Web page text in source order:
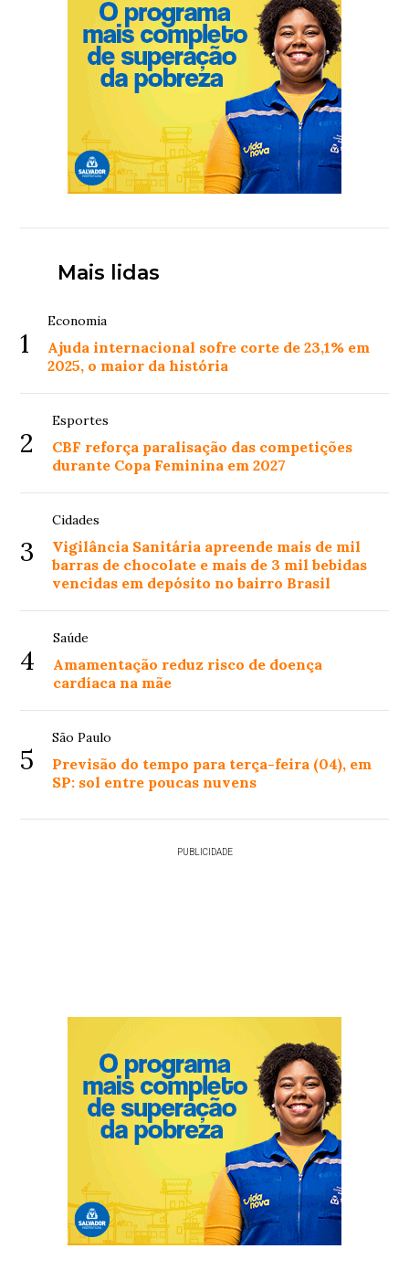
Mais lidas
1
Economia
Ajuda internacional sofre corte de 23,1% em
2025, o maior da história
2
Esportes
CBF reforça paralisação das competições
durante Copa Feminina em 2027
3
Cidades
Vigilância Sanitária apreende mais de mil
barras de chocolate e mais de 3 mil bebidas
vencidas em depósito no bairro Brasil
4
Saúde
Amamentação reduz risco de doença
cardíaca na mãe
5
São Paulo
Previsão do tempo para terça-feira (04), em
SP: sol entre poucas nuvens
PUBLICIDADE